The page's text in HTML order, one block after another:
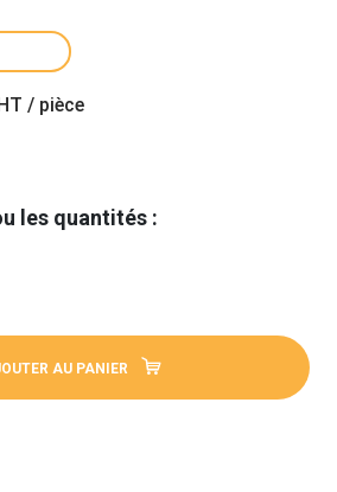
/ pièce
les quantités :
AU PANIER